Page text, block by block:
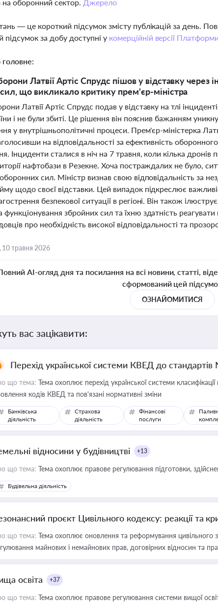
на оборонний сектор. Джерело
— це короткий підсумок змісту публікацій за день.
підсумок за добу доступні у комерційній версії
Латвії Артіс Спрудс пішов у відставку
що викликало критику прем'єр-міністра
Латвії Артіс Спрудс подав у відставку на тлі
і не були збиті. Це рішення він пояснив бажанням
у внутрішньополітичні процеси. Прем'єр-міністерка
на відповідальності за ефективність
Інциденти сталися в ніч на 7 травня, коли кілька дронів
нафтобази в Резекне. Хоча постраждалих не було,
сил. Міністр визнав свою відповідальність за
щодо своєї відставки. Цей випадок підкреслює
безпекової ситуації в регіоні. Він також
функціонування збройних сил та їхню здатність
про необхідність високої відповідальності та
10 травня 2026
AI-огляд дня та посилання на всі новини, статті,
сформований цей
ОЗНАЙОМИТИСЯ
вас зацікавити:
Перехід української системи КВЕД до стандартів
що тема: Тема охоплює перехід української системи
кодів КВЕД та пов'язані нормативні зміни
Банківська
діяльність
Страхова
діяльність
Фінансові
послуги
відносини у будівництві +13
що тема: Тема охоплює правове регулювання підготовки,
Будівельна діяльність
проєкт Цивільного кодексу: реакції та
що тема: Тема охоплює оновлення та реформування цивільного
майнових і немайнових прав, договірних відносин та
освіта +37
що тема: Тема охоплює правове регулювання системи вищої